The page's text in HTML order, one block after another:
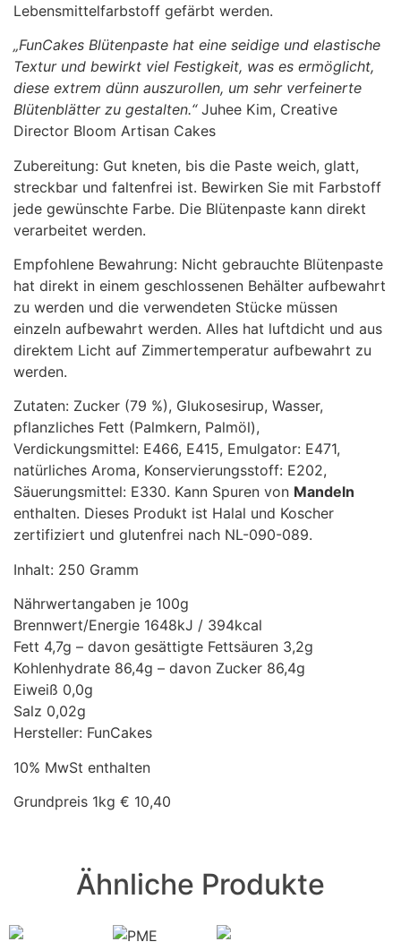
Lebensmittelfarbstoff gefärbt werden.
„FunCakes Blütenpaste hat eine seidige und elastische
Textur und bewirkt viel Festigkeit, was es ermöglicht,
diese extrem dünn auszurollen, um sehr verfeinerte
Blütenblätter zu gestalten.“Juhee Kim, Creative
Director Bloom Artisan Cakes
Zubereitung: Gut kneten, bis die Paste weich, glatt,
streckbar und faltenfrei ist. Bewirken Sie mit Farbstoff
jede gewünschte Farbe. Die Blütenpaste kann direkt
verarbeitet werden.
Empfohlene Bewahrung: Nicht gebrauchte Blütenpaste
hat direkt in einem geschlossenen Behälter aufbewahrt
zu werden und die verwendeten Stücke müssen
einzeln aufbewahrt werden. Alles hat luftdicht und aus
direktem Licht auf Zimmertemperatur aufbewahrt zu
werden.
Zutaten: Zucker (79 %), Glukosesirup, Wasser,
pflanzliches Fett (Palmkern, Palmöl),
Verdickungsmittel: E466, E415, Emulgator: E471,
natürliches Aroma, Konservierungsstoff: E202,
Säuerungsmittel: E330. Kann Spuren von Mandeln
enthalten. Dieses Produkt ist Halal und Koscher
zertifiziert und glutenfrei nach NL-090-089.
Inhalt: 250 Gramm
Nährwertangaben je 100g
Brennwert/Energie 1648kJ / 394kcal
Fett 4,7g – davon gesättigte Fettsäuren 3,2g
Kohlenhydrate 86,4g – davon Zucker 86,4g
Eiweiß 0,0g
Salz 0,02g
Hersteller: FunCakes
10% MwSt enthalten
Grundpreis 1kg € 10,40
Ähnliche Produkte